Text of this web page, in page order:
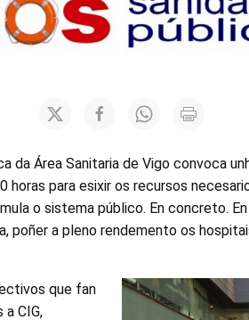
da Área Sanitaria de Vigo convoca
horas para esixir os recursos
o sistema público. En concreto.
poñer a pleno rendemento os
que fan
CIG,